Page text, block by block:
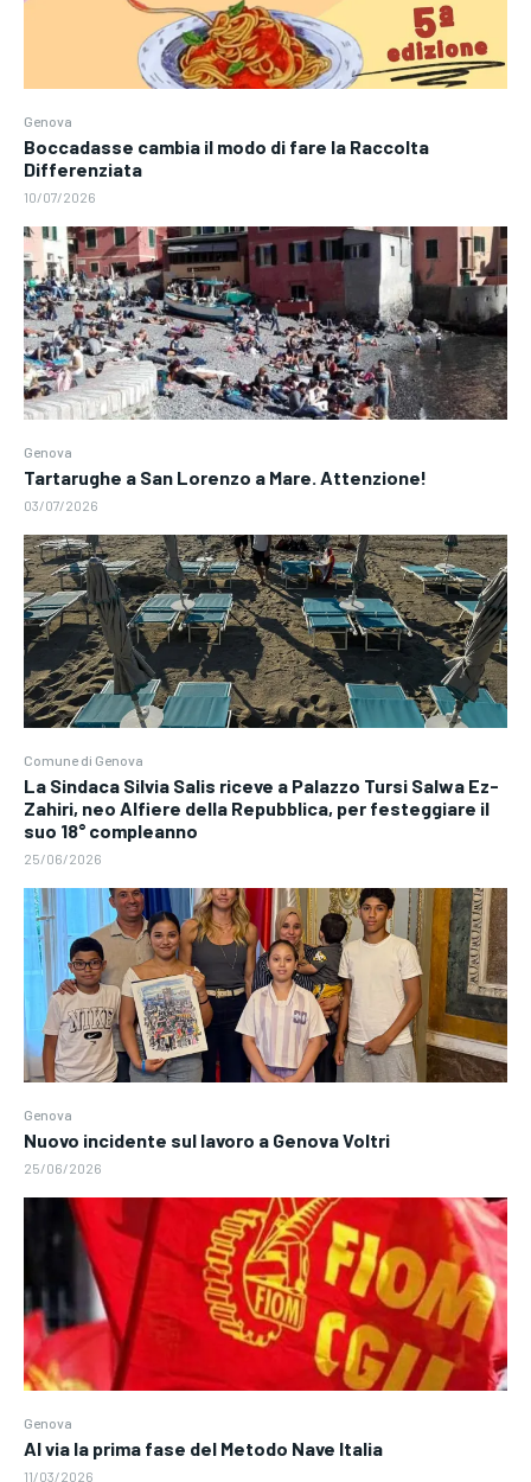
Genova
Boccadasse cambia il modo di fare la Raccolta
Differenziata
10/07/2026
Genova
Tartarughe a San Lorenzo a Mare. Attenzione!
03/07/2026
Comune di Genova
La Sindaca Silvia Salis riceve a Palazzo Tursi Salwa Ez-
Zahiri, neo Alfiere della Repubblica, per festeggiare il
suo 18° compleanno
25/06/2026
Genova
Nuovo incidente sul lavoro a Genova Voltri
25/06/2026
Genova
Al via la prima fase del Metodo Nave Italia
11/03/2026